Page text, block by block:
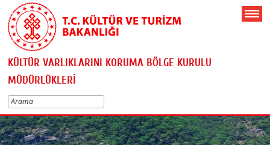
KÜLTÜR VARLIKLARINI KORUMA BÖLGE KURULU
MÜDÜRLÜKLERİ